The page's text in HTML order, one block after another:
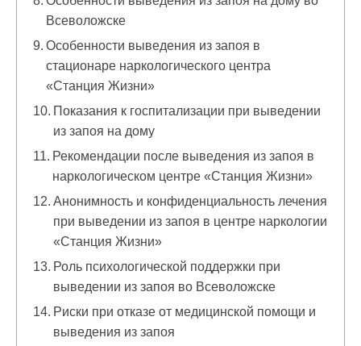
Всеволожске
Особенности выведения из запоя в
стационаре наркологического центра
«Станция Жизни»
Показания к госпитализации при выведении
из запоя на дому
Рекомендации после выведения из запоя в
наркологическом центре «Станция Жизни»
Анонимность и конфиденциальность лечения
при выведении из запоя в центре наркологии
«Станция Жизни»
Роль психологической поддержки при
выведении из запоя во Всеволожске
Риски при отказе от медицинской помощи и
выведения из запоя